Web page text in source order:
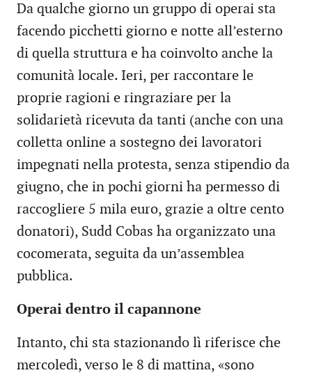
Da qualche giorno un gruppo di operai sta
facendo picchetti giorno e notte all’esterno
di quella struttura e ha coinvolto anche la
comunità locale. Ieri, per raccontare le
proprie ragioni e ringraziare per la
solidarietà ricevuta da tanti (anche con una
colletta online a sostegno dei lavoratori
impegnati nella protesta, senza stipendio da
giugno, che in pochi giorni ha permesso di
raccogliere 5 mila euro, grazie a oltre cento
donatori), Sudd Cobas ha organizzato una
cocomerata, seguita da un’assemblea
pubblica.
Operai dentro il capannone
Intanto, chi sta stazionando lì riferisce che
mercoledì, verso le 8 di mattina, «sono